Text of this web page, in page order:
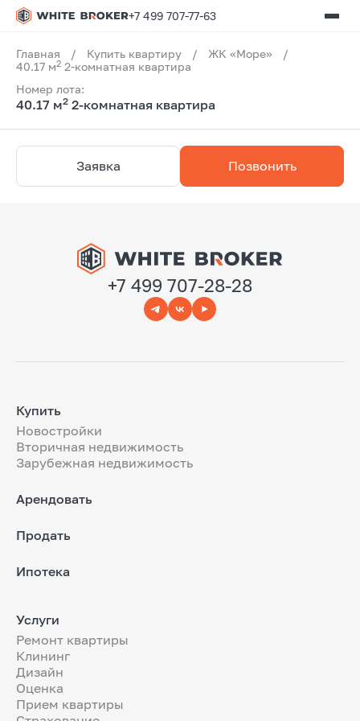
+7 499 707-77-63
Главная / Купить квартиру / ЖК «Море»
/
40.17 м2 2-комнатная квартира
Номер лота:
40.17 м2 2-комнатная квартира
Заявка Позвонить
+7 499 707-28-28
Купить
Новостройки
Вторичная недвижимость
Зарубежная недвижимость
Арендовать
Продать
Ипотека
Услуги
Ремонт квартиры
Клининг
Дизайн
Оценка
Прием квартиры